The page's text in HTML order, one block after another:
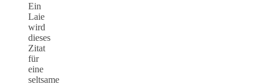
Ein
Laie
wird
dieses
Zitat
für
eine
seltsame